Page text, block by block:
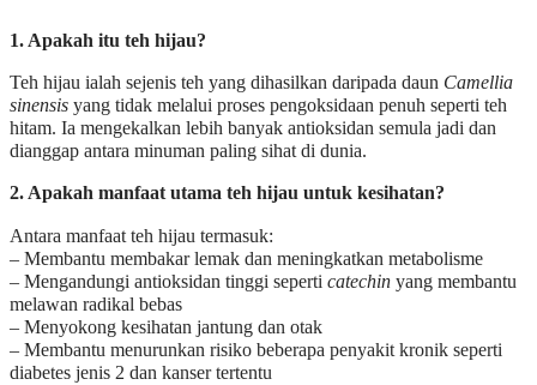
1. Apakah itu teh hijau?
Teh hijau ialah sejenis teh yang dihasilkan daripada daun Camellia
sinensis yang tidak melalui proses pengoksidaan penuh seperti teh
hitam. Ia mengekalkan lebih banyak antioksidan semula jadi dan
dianggap antara minuman paling sihat di dunia.
2. Apakah manfaat utama teh hijau untuk kesihatan?
Antara manfaat teh hijau termasuk:
– Membantu membakar lemak dan meningkatkan metabolisme
– Mengandungi antioksidan tinggi seperti catechin yang membantu
melawan radikal bebas
– Menyokong kesihatan jantung dan otak
– Membantu menurunkan risiko beberapa penyakit kronik seperti
diabetes jenis 2 dan kanser tertentu